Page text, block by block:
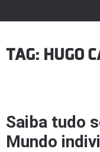
TAG: HUGO
Saiba tudo
Mundo